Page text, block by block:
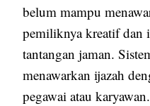
belum mampu
pemiliknya kreatif dan
tantangan jaman.
menawarkan ijazah
pegawai atau